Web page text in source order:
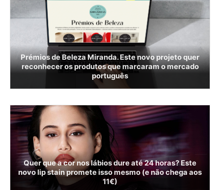
Prémios de Beleza Miranda. Este novo projeto quer
reconhecer os produtos que marcaram o mercado
português
Quer que a cor nos lábios dure até 24 horas? Este
novo lip stain promete isso mesmo (e não chega aos
11€)